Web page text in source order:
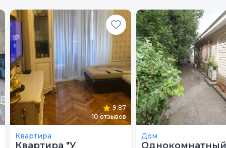
9.87
10отзывов
Квартира
Квартира "У
Дом
Однокомнатный